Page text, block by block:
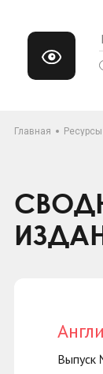
Главная Ресурсы
Выпуск